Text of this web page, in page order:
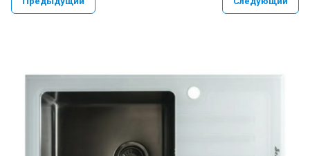
PAULMARK VELLO YUMI LASSAN
PAULMARK REFINE SYSTEM
Paulmark Презентация Мойка+коландер
Смеситель PAULMARK SERPENTINE